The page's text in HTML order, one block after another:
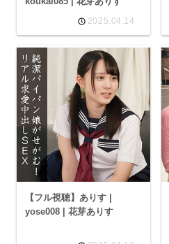
2025.04.14
【フル視聴】ありす |
yose008 | 花芽ありす